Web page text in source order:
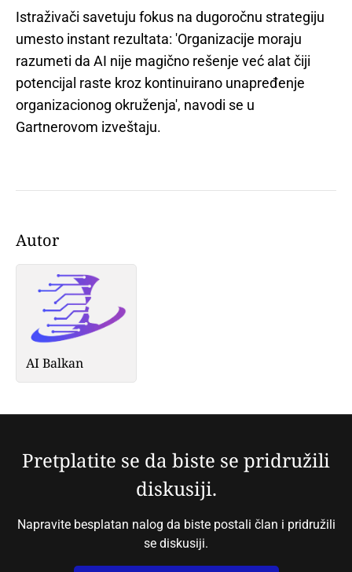
Istraživači savetuju fokus na dugoročnu strategiju
umesto instant rezultata: 'Organizacije moraju
razumeti da AI nije magično rešenje već alat čiji
potencijal raste kroz kontinuirano unapređenje
organizacionog okruženja', navodi se u
Gartnerovom izveštaju.
Autor
AI Balkan
Pretplatite se da biste se pridružili
diskusiji.
Napravite besplatan nalog da biste postali član i pridružili
se diskusiji.